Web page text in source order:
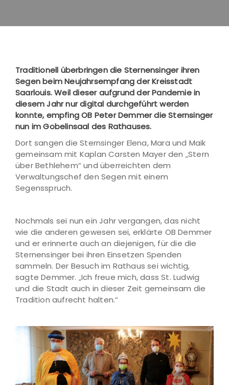
Traditionell überbringen die Sternensinger ihren
Segen beim Neujahrsempfang der Kreisstadt
Saarlouis. Weil dieser aufgrund der Pandemie in
diesem Jahr nur digital durchgeführt werden
konnte, empfing OB Peter Demmer die Sternsinger
nun im Gobelinsaal des Rathauses.
Dort sangen die Sternsinger Elena, Mara und Maik
gemeinsam mit Kaplan Carsten Mayer den „Stern
über Bethlehem“ und überreichten dem
Verwaltungschef den Segen mit einem
Segensspruch.
Nochmals sei nun ein Jahr vergangen, das nicht
wie die anderen gewesen sei, erklärte OB Demmer
und er erinnerte auch an diejenigen, für die die
Sternensinger bei ihren Einsetzen Spenden
sammeln. Der Besuch im Rathaus sei wichtig,
sagte Demmer. „Ich freue mich, dass St. Ludwig
und die Stadt auch in dieser Zeit gemeinsam die
Tradition aufrecht halten.“